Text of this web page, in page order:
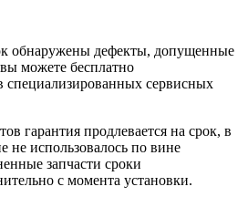
обнаружены дефекты, допущенные
можете бесплатно
специализированных сервисных
гарантия продлевается на срок, в
не использовалось по вине
запчасти сроки
с момента установки.